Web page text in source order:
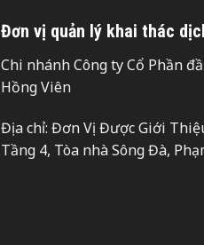
Đơn vị quản lý khai thác
Chi nhánh Công ty Cổ Phần
Hồng Viên
Địa chỉ: Đơn Vị Được Giới
Tầng 4, Tòa nhà Sông Đà,